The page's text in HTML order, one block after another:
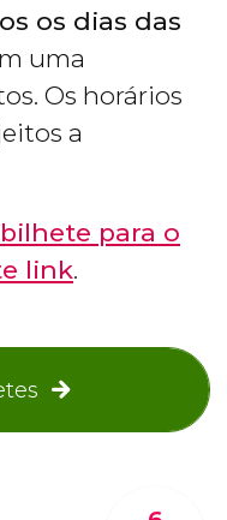
os dias das
uma
Os horários
a
para o
link.